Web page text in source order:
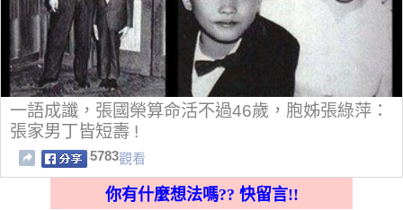
一語成讖，張國榮算命活不過46歲，胞姊張綠萍：
張家男丁皆短壽 !
5783觀看
你有什麼想法嗎?? 快留言!!